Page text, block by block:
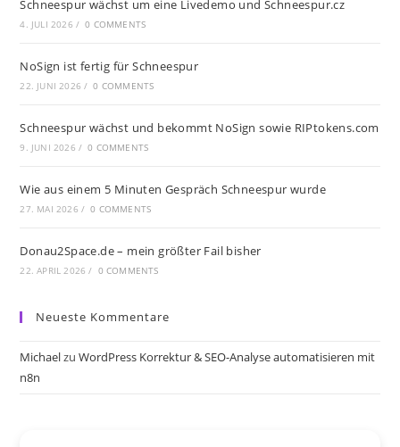
Schneespur wächst um eine Livedemo und Schneespur.cz
4. JULI 2026 / 0 COMMENTS
NoSign ist fertig für Schneespur
22. JUNI 2026 / 0 COMMENTS
Schneespur wächst und bekommt NoSign sowie RIPtokens.com
9. JUNI 2026 / 0 COMMENTS
Wie aus einem 5 Minuten Gespräch Schneespur wurde
27. MAI 2026 / 0 COMMENTS
Donau2Space.de – mein größter Fail bisher
22. APRIL 2026 / 0 COMMENTS
Neueste Kommentare
MichaelzuWordPress Korrektur & SEO-Analyse automatisieren mit
n8n